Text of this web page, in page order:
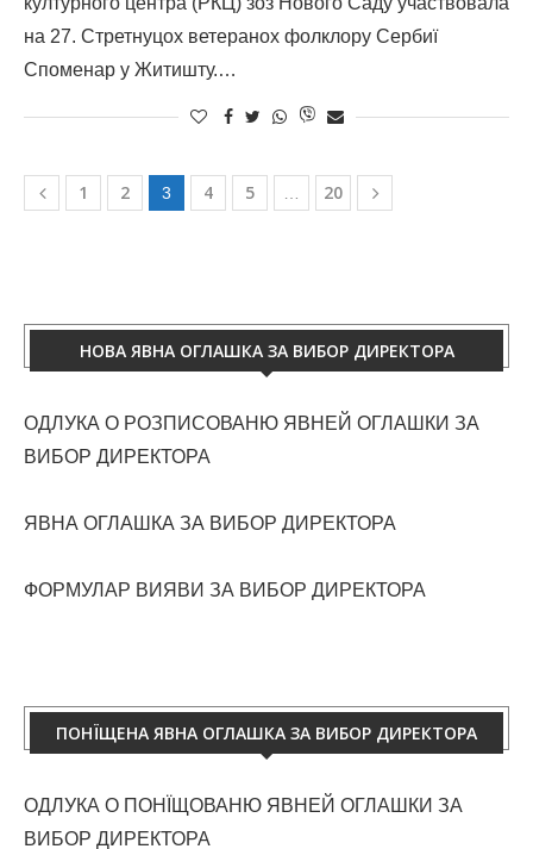
на 27. Стретнуцох ветеранох фолклору Сербиї
Споменар у Житишту.…
1 2 3 4 5 20
НОВА ЯВНА ОГЛАШКА ЗА ВИБОР ДИРЕКТОРА
ОДЛУКА О РОЗПИСОВАНЮ ЯВНЕЙ ОГЛАШКИ ЗА
ВИБОР ДИРЕКТОРА
ЯВНА ОГЛАШКА ЗА ВИБОР ДИРЕКТОРА
ФОРМУЛАР ВИЯВИ ЗА ВИБОР ДИРЕКТОРА
ПОНЇЩЕНА ЯВНА ОГЛАШКА ЗА ВИБОР ДИРЕКТОРА
ОДЛУКА О ПОНЇЩОВАНЮ ЯВНЕЙ ОГЛАШКИ ЗА
ВИБОР ДИРЕКТОРА